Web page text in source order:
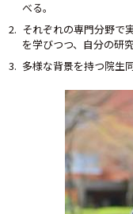
べる。
それぞれの専門分野で
を学びつつ、自分の研
多様な背景を持つ院生